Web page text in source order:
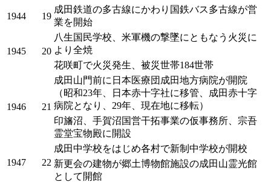
1944 19
成田鉄道の多古線にかわり国鉄バス多古線が営
業を開始
1945 20
八生国民学校、米軍機の撃墜にともなう火災に
より全焼
花咲町で火災発生、被災世帯184世帯
1946 21
成田山門前に日本医療団成田地方病院が開院
（昭和23年、日本赤十字社に移管、成田赤十字
病院となり、29年、現在地に移転）
印旛沼、手賀沼国営干拓事業の仮事務所、宗吾
霊堂宝物殿に開設
1947 22
成田中学校をはじめ各村で新制中学校が開校
新更会の建物が郷土博物館施設の成田山霊光館
として開館